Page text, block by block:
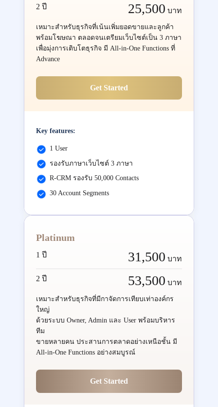
2 ปี 25,500 บาท
เหมาะสำหรับธุรกิจที่เน้นเพิ่มยอดขายและลูกค้า
พร้อมโฆษณา ตลอดจนเตรียมเว็บไซต์เป็น 3 ภาษา
เพื่อมุ่งการเติบโตธุรกิจ มี All-in-One Functions ที่
Advance
Get Started
Key features:
1 User
รองรับภาษาเว็บไซต์ 3 ภาษา
R-CRM รองรับ 50,000 Contacts
30 Account Segments
Platinum
1 ปี 31,500 บาท
2 ปี 53,500 บาท
เหมาะสำหรับธุรกิจที่มีกาจัดการเทียบเท่าองค์กร
ใหญ่
ด้วยระบบ Owner, Admin และ User พร้อมบริหาร
ทีม
ขายหลายคน ประสานการตลาดอย่างเหนือชั้น มี
All-in-One Functions อย่างสมบูรณ์
Get Started